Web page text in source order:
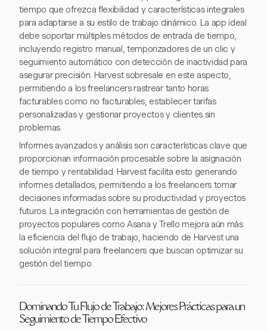
tiempo que ofrezca flexibilidad y características integrales
para adaptarse a su estilo de trabajo dinámico. La app ideal
debe soportar múltiples métodos de entrada de tiempo,
incluyendo registro manual, temporizadores de un clic y
seguimiento automático con detección de inactividad para
asegurar precisión. Harvest sobresale en este aspecto,
permitiendo a los freelancers rastrear tanto horas
facturables como no facturables, establecer tarifas
personalizadas y gestionar proyectos y clientes sin
problemas.
Informes avanzados y análisis son características clave que
proporcionan información procesable sobre la asignación
de tiempo y rentabilidad. Harvest facilita esto generando
informes detallados, permitiendo a los freelancers tomar
decisiones informadas sobre su productividad y proyectos
futuros. La integración con herramientas de gestión de
proyectos populares como Asana y Trello mejora aún más
la eficiencia del flujo de trabajo, haciendo de Harvest una
solución integral para freelancers que buscan optimizar su
gestión del tiempo.
Dominando Tu Flujo de Trabajo: Mejores Prácticas para un
Seguimiento de Tiempo Efectivo